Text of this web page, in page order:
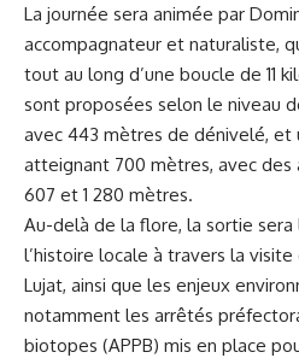
La journée sera animée par
accompagnateur et naturaliste,
tout au long d’une boucle de 11
sont proposées selon le niveau
avec 443 mètres de dénivelé, et
atteignant 700 mètres, avec
607 et 1 280 mètres.
Au-delà de la flore, la sortie sera
l’histoire locale à travers la visite
Lujat, ainsi que les enjeux
notamment les arrêtés
biotopes (APPB) mis en place